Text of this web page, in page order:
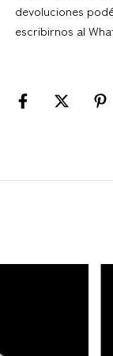
devoluciones
escribirnos al